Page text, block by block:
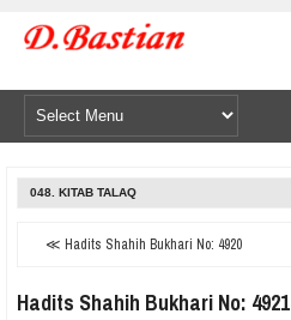
048. KITAB TALAQ
≪ Hadits Shahih Bukhari No: 4920
Hadits Shahih Bukhari No: 4921